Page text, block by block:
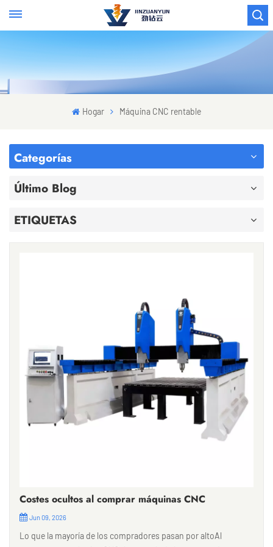
Hogar Máquina CNC rentable
Categorías
Último Blog
ETIQUETAS
Costes ocultos al comprar máquinas CNC
Jun 09, 2026
Lo que la mayoría de los compradores pasan por altoAl